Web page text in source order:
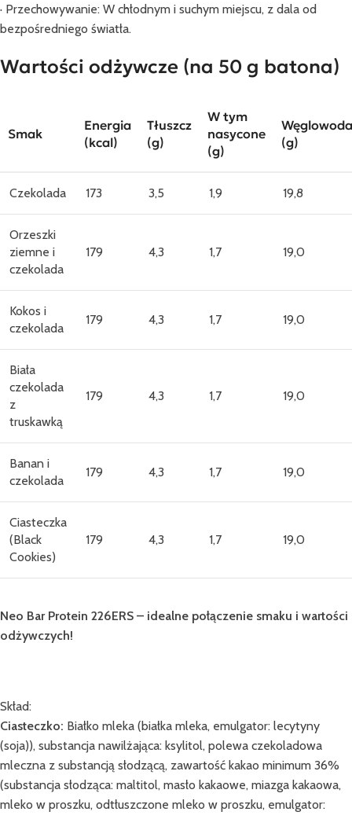
· Przechowywanie: W chłodnym i suchym miejscu, z dala od
bezpośredniego światła.
Wartości odżywcze (na 50 g batona)
Smak
Energia
(kcal)
Tłuszcz
(g)
W tym
nasycone
(g)
(g)
Czekolada 173 3,5 1,9 19,8
Orzeszki
ziemne i
czekolada
179 4,3 1,7 19,0
Kokos i
czekolada
179 4,3 1,7 19,0
Biała
czekolada
z
truskawką
179 4,3 1,7 19,0
Banan i
czekolada
179 4,3 1,7 19,0
Ciasteczka
(Black
Cookies)
179 4,3 1,7 19,0
Neo Bar Protein 226ERS – idealne połączenie smaku i wartości
odżywczych!
Skład:
Ciasteczko: Białko mleka (białka mleka, emulgator: lecytyny
(soja)), substancja nawilżająca: ksylitol, polewa czekoladowa
mleczna z substancją słodzącą, zawartość kakao minimum 36%
(substancja słodząca: maltitol, masło kakaowe, miazga kakaowa,
mleko w proszku, odtłuszczone mleko w proszku, emulgator: